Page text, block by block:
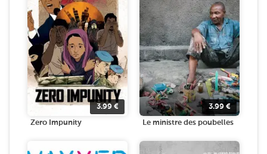
3.99 €
Zero Impunity
3.99 €
Le ministre des poubelles